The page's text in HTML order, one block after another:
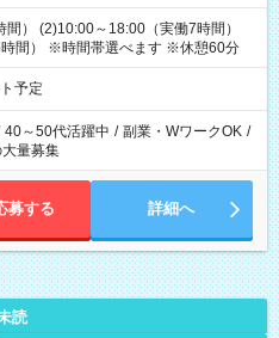
） (2)10:00～18:00（実働7時間）
間） ※時間帯選べます ※休憩60分
予定
40～50代活躍中 / 副業・WワークOK /
量募集
募する 詳細へ
読